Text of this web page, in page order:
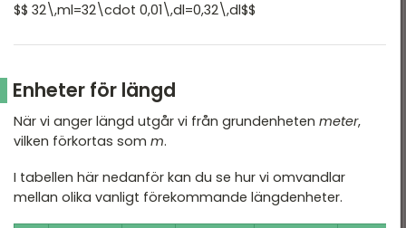
$$ 32\,ml=32\cdot 0,01\,dl=0,32\,dl$$
Enheter för längd
När vi anger längd utgår vi från grundenheten meter,
vilken förkortas som m.
I tabellen här nedanför kan du se hur vi omvandlar
mellan olika vanligt förekommande längdenheter.